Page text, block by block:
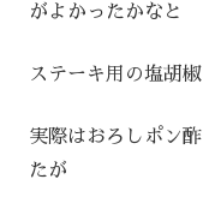
がよかったかなと
ステーキ用の塩胡
実際はおろしポン
たが